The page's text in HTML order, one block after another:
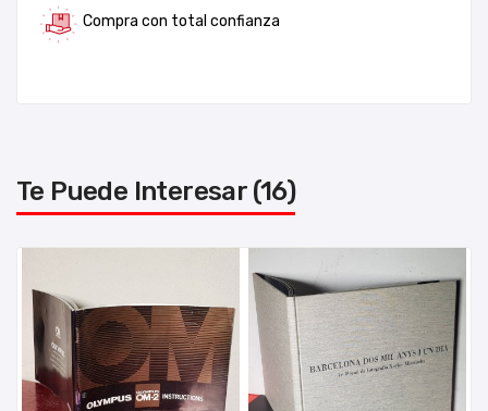
Compra con total confianza
Te Puede Interesar (16)